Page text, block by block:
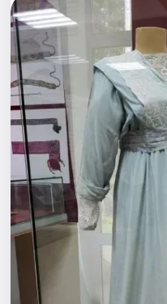
Экскурсии
Спорт
События
Города
Площадки
Артисты
Рейтинги